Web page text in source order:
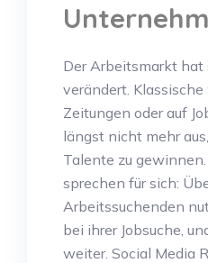
Der Arbeitsmarkt
verändert.
Zeitungen oder auf
längst nicht mehr
Talente zu
sprechen für sich:
Arbeitssuchenden
bei ihrer Jobsuche,
weiter. Social Media